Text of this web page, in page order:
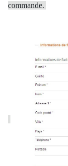
commande.